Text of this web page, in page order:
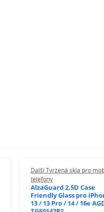
Další Tvrzená skla pro
telefony
AlzaGuard 2.5D Case
Friendly Glass pro
13 / 13 Pro / 14 / 16e